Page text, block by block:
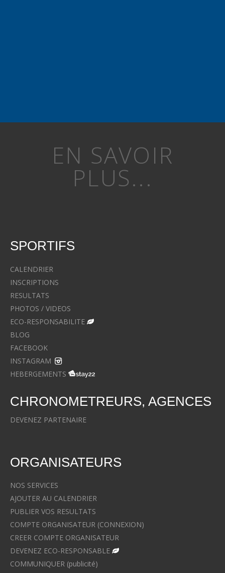
EN SAVOIR
PLUS...
SPORTIFS
CALENDRIER
INSCRIPTIONS
RESULTATS
PHOTOS / VIDEOS
ECO-RESPONSABILITE
BLOG
FACEBOOK
INSTAGRAM
HEBERGEMENTS
CHRONOMETREURS, AGENCES
DEVENEZ PARTENAIRE
ORGANISATEURS
NOS SERVICES
AJOUTER AU CALENDRIER
PUBLIER VOS RESULTATS
COMPTE ORGANISATEUR (CONNEXION)
CREER COMPTE ORGANISATEUR
DEVENEZ ECO-RESPONSABLE
COMMUNIQUER (publicité)